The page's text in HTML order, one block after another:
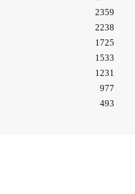
2359
2238
1725
1533
1231
977
493